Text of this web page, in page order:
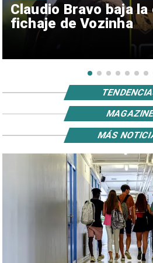
Claudio Bravo baja
fichaje de Vozinha
MÁS